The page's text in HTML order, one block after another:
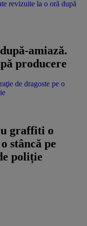
revizuite la o oră după
amiază.
producere
de dragoste pe o
graffiti o
stâncă pe
poliție